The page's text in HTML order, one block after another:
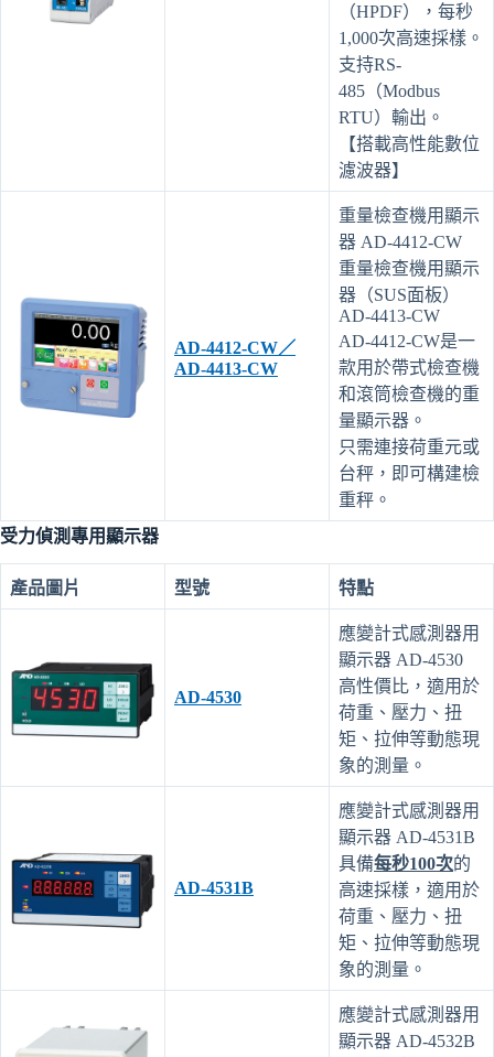
（HPDF），每秒
1,000次高速採樣。
支持RS-
485（Modbus
RTU）輸出。
【搭載高性能數位
濾波器】
AD-4412-CW／
AD-4413-CW
重量檢查機用顯示
器 AD-4412-CW
重量檢查機用顯示
器（SUS面板）
AD-4413-CW
AD-4412-CW是一
款用於帶式檢查機
和滾筒檢查機的重
量顯示器。
只需連接荷重元或
台秤，即可構建檢
重秤。
受力偵測專用顯示器
產品圖片 型號 特點
AD-4530
應變計式感測器用
顯示器 AD-4530
高性價比，適用於
荷重、壓力、扭
矩、拉伸等動態現
象的測量。
AD-4531B
應變計式感測器用
顯示器 AD-4531B
具備每秒100次的
高速採樣，適用於
荷重、壓力、扭
矩、拉伸等動態現
象的測量。
應變計式感測器用
顯示器 AD-4532B